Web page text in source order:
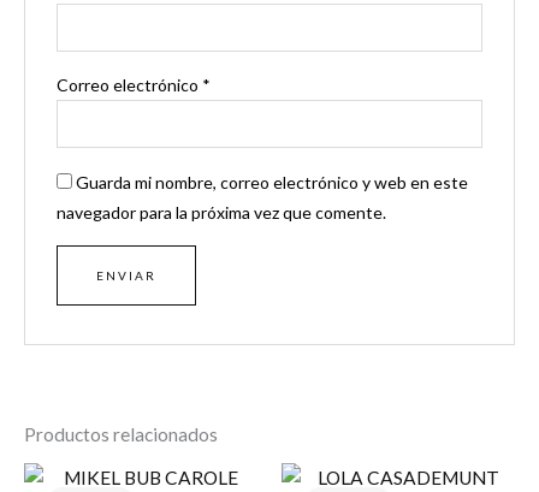
Correo electrónico *
Guarda mi nombre, correo electrónico y web en este
navegador para la próxima vez que comente.
Productos relacionados
El
El
El
El